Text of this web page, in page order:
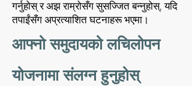
गर्नुहोस् र अझ राम्रोसँग सुसज्जित बन्नुहोस्, यदि
तपाईंसँग अप्रत्याशित घटनाहरू भएमा।
आफ्नो समुदायको लचिलोपन
योजनामा संलग्न हुनुहोस्